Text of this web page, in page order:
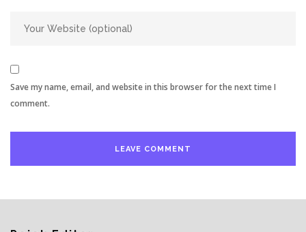
Save my name, email, and website in this browser for the next time I
comment.